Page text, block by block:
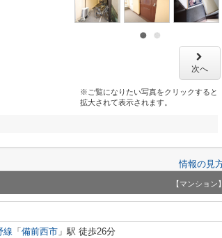
次へ
※ご覧になりたい写真をクリックすると
拡大されて表示されます。
情報の見
【マンション】
線 「 備前西市 」駅 徒歩26分